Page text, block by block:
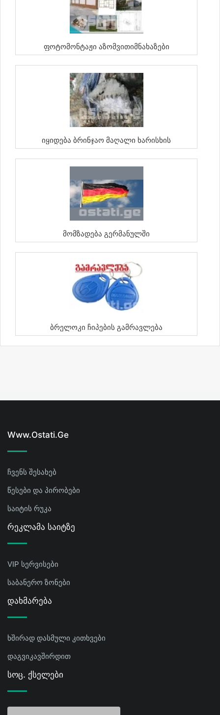
Ფოტომონტაჟი Აზომვითიმნახაზები
Იყიდება Ბრინჯაო Მაღალი Ხარისხის
Მომზადება Გერმანულში
Ბრელოკი Ჩიპების Გამრავლება
Www.ostati.ge
ჩვენს შესახებ
წესები და პირობები
საიტის რუკა
Რეკლამა Საიტზე
VIP სერვისები
საბანერო ზონები
Დახმარება
ხშირად დასმული კითხვები
დაგვიკავშირდით
Სოც. Ქსელები